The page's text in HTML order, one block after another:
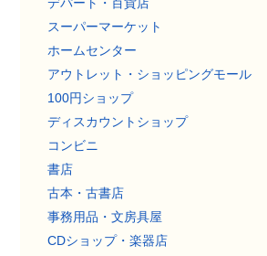
スーパーマーケット
ホームセンター
アウトレット・ショッピングモール
100円ショップ
ディスカウントショップ
コンビニ
書店
古本・古書店
事務用品・文房具屋
CDショップ・楽器店